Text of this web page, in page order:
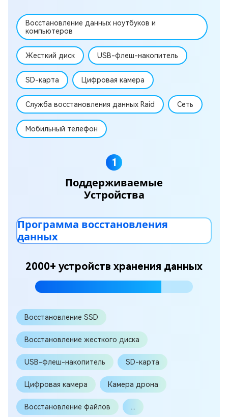
Восстановление данных ноутбуков и
компьютеров
Жесткий диск USB-флеш-накопитель
SD-карта Цифровая камера
Служба восстановления данных Raid Сеть
Мобильный телефон
1
Поддерживаемые
Устройства
Программа восстановления
данных
2000+ устройств хранения данных
Восстановление SSD
Восстановление жесткого диска
USB-флеш-накопитель SD-карта
Цифровая камера Камера дрона
Восстановление файлов